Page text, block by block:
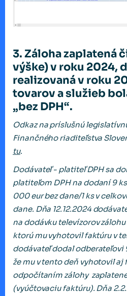
3.Záloha zaplatená
výške) v roku 2024,
realizovaná v roku
tovarov a služieb
„bez DPH“.
Odkaz na príslušnú
Finančného riaditeľstva
tu.
Dodávateľ - platiteľ DPH sa
platiteľom DPH na dodaní 9
000 eur bez dane/1 ks v
dane. Dňa 12.12.2024
na dodávku televízorov zálohu
ktorú mu vyhotovil faktúru v
dodávateľ dodal odberateľovi
že mu v tento deň vyhotovil aj
odpočítaním zálohy
(vyúčtovaciu faktúru). Dňa